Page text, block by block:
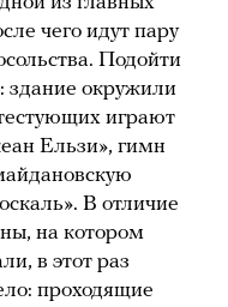
чего идут пару
Подойти
здание окружили
играют
Ельзи», гимн
В отличие
на котором
в этот раз
проходящие